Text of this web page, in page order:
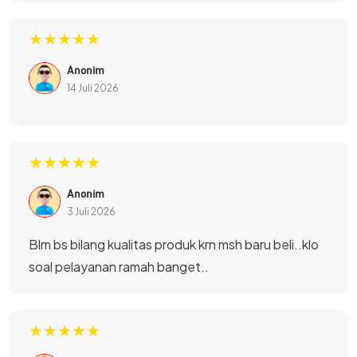
JETE LUXE hadir dengan layar panel AMOLED 2.5D curved
hidup, kontras yang tajam, dan visibilitas yang baik dalam
berbagai kondisi pencahayaan. Resolusi 390 × 450 piksel
★★★★★
Anonim
14 Juli 2026
★★★★★
Anonim
3 Juli 2026
Blm bs bilang kualitas produk krn msh baru beli..klo
soal pelayanan ramah banget..
★★★★★